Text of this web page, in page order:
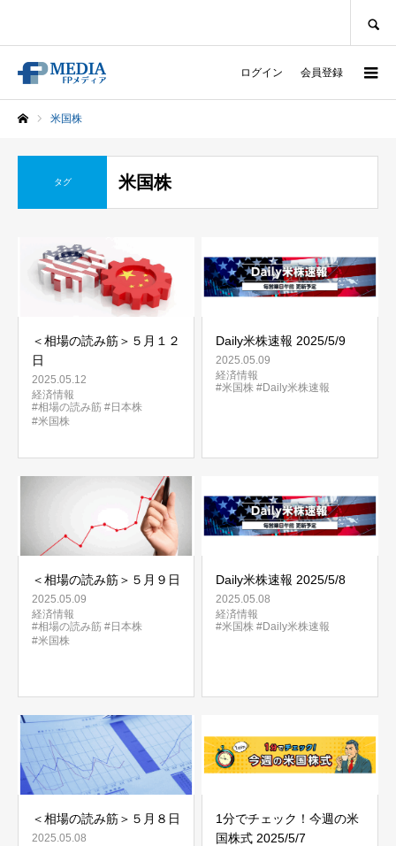
ログイン 会員登録
米国株
タグ 米国株
＜相場の読み筋＞５月１２
日
2025.05.12
経済情報
#相場の読み筋 #日本株
#米国株
Daily米株速報 2025/5/9
2025.05.09
経済情報
#米国株 #Daily米株速報
＜相場の読み筋＞５月９日
2025.05.09
経済情報
#相場の読み筋 #日本株
#米国株
Daily米株速報 2025/5/8
2025.05.08
経済情報
#米国株 #Daily米株速報
＜相場の読み筋＞５月８日
2025.05.08
1分でチェック！今週の米
国株式 2025/5/7